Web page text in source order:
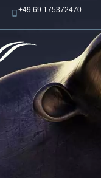
+49 69 175372470